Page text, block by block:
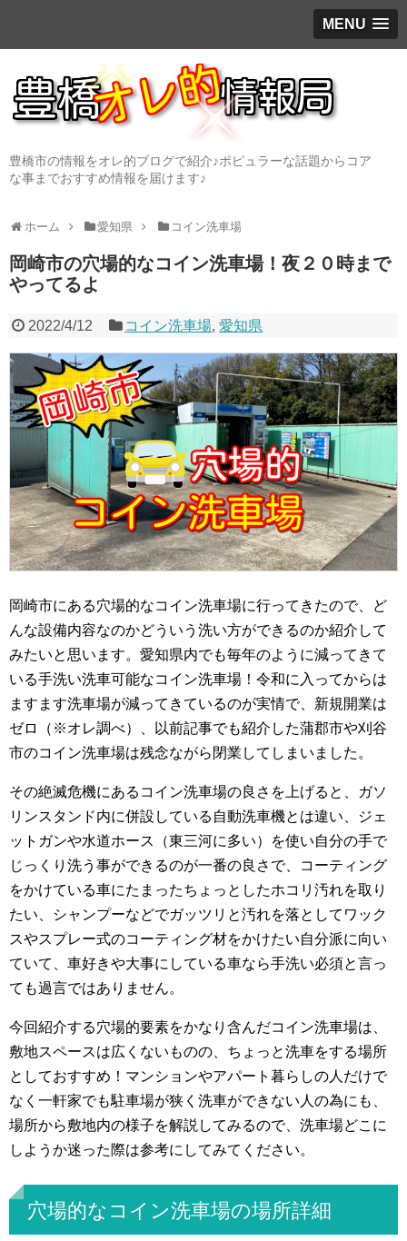
MENU
豊橋市の情報をオレ的ブログで紹介♪ポピュラーな話題からコア
な事までおすすめ情報を届けます♪
ホーム 愛知県 コイン洗車場
岡崎市の穴場的なコイン洗車場！夜２０時まで
やってるよ
2022/4/12 コイン洗車場,愛知県
岡崎市にある穴場的なコイン洗車場に行ってきたので、ど
んな設備内容なのかどういう洗い方ができるのか紹介して
みたいと思います。愛知県内でも毎年のように減ってきて
いる手洗い洗車可能なコイン洗車場！令和に入ってからは
ますます洗車場が減ってきているのが実情で、新規開業は
ゼロ（※オレ調べ）、以前記事でも紹介した蒲郡市や刈谷
市のコイン洗車場は残念ながら閉業してしまいました。
その絶滅危機にあるコイン洗車場の良さを上げると、ガソ
リンスタンド内に併設している自動洗車機とは違い、ジェ
ットガンや水道ホース（東三河に多い）を使い自分の手で
じっくり洗う事ができるのが一番の良さで、コーティング
をかけている車にたまったちょっとしたホコリ汚れを取り
たい、シャンプーなどでガッツリと汚れを落としてワック
スやスプレー式のコーティング材をかけたい自分派に向い
ていて、車好きや大事にしている車なら手洗い必須と言っ
ても過言ではありません。
今回紹介する穴場的要素をかなり含んだコイン洗車場は、
敷地スペースは広くないものの、ちょっと洗車をする場所
としておすすめ！マンションやアパート暮らしの人だけで
なく一軒家でも駐車場が狭く洗車ができない人の為にも、
場所から敷地内の様子を解説してみるので、洗車場どこに
しようか迷った際は参考にしてみてください。
穴場的なコイン洗車場の場所詳細